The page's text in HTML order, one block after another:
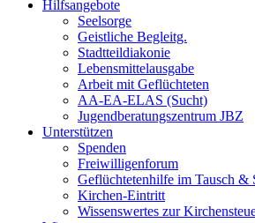
Hilfsangebote
Seelsorge
Geistliche Begleitg.
Stadtteildiakonie
Lebensmittelausgabe
Arbeit mit Geflüchteten
AA-EA-ELAS (Sucht)
Jugendberatungs­zentrum JBZ
Unterstützen
Spenden
Freiwilligenforum
Geflüchtetenhilfe im Tausch &
Kirchen-Eintritt
Wissenswertes zur